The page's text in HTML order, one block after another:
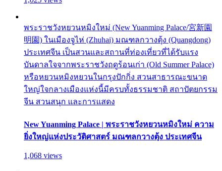
พระราชวังหยวนหมิงใหม่ (New Yuanming Palace/宮新園
明園) ในเมืองจูไห่ (Zhuhai) มณฑลกวางตุ้ง (Quangdong)
ประเทศจีน เป็นสวนและสถานที่ท่องเที่ยวที่ได้รับแรง
บันดาลใจจากพระราชวังฤดูร้อนเก่า (Old Summer Palace)
หรือหยวนหมิงหยวนในกรุงปักกิ่ง สวนสาธารณะขนาด
ใหญ่ใจกลางเมืองแห่งนี้มีครบทั้งธรรมชาติ สถาปัตยกรรม
จีน สวนสนุก และการแสดง
New Yuanming Palace | พระราชวังหยวนหมิงใหม่ ความ
ยิ่งใหญ่แห่งประวัติศาสตร์ มณฑลกวางตุ้ง ประเทศจีน
1,068 views